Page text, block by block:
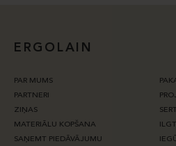
ERGOLAIN
PAR MUMS
PARTNERI
ZIŅAS
MATERIĀLU KOPŠANA
SAŅEMT PIEDĀVĀJUMU